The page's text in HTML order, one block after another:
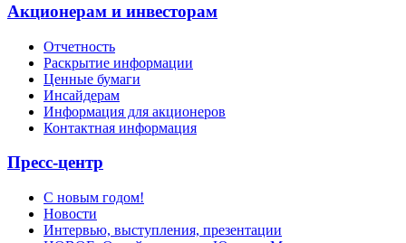
Акционерам и инвесторам
Отчетность
Раскрытие информации
Ценные бумаги
Инсайдерам
Информация для акционеров
Контактная информация
Пресс-центр
С новым годом!
Новости
Интервью, выступления, презентации